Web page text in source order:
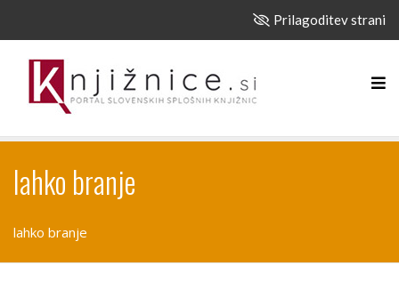
Prilagoditev strani
lahko branje
lahko branje